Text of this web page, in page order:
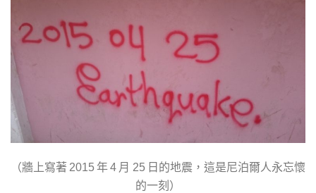
（牆上寫著 2015年4 月 25 日的地震，這是尼泊爾人永忘懷
的一刻）